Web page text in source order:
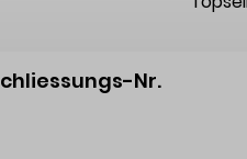
Nr.